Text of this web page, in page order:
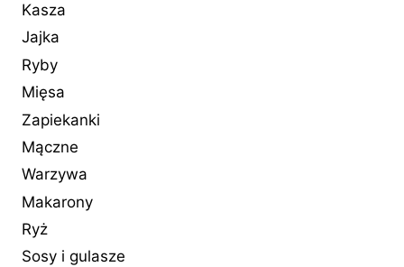
Kasza
Jajka
Ryby
Mięsa
Zapiekanki
Mączne
Warzywa
Makarony
Ryż
Sosy i gulasze